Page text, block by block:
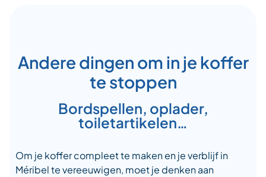
Andere dingen om in je koffer
te stoppen
Bordspellen, oplader,
toiletartikelen…
Om je koffer compleet te maken en je verblijf in
Méribel te vereeuwigen, moet je denken aan